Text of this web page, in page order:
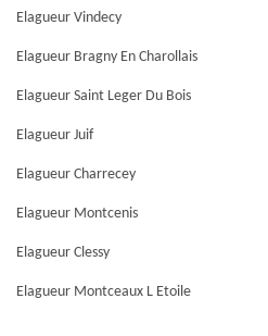
Elagueur Vindecy
Elagueur Bragny En Charollais
Elagueur Saint Leger Du Bois
Elagueur Juif
Elagueur Charrecey
Elagueur Montcenis
Elagueur Clessy
Elagueur Montceaux L Etoile